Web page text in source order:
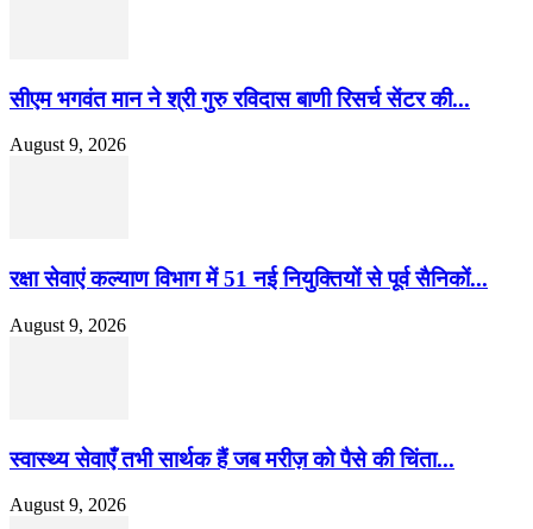
सीएम भगवंत मान ने श्री गुरु रविदास बाणी रिसर्च सेंटर की...
August 9, 2026
रक्षा सेवाएं कल्याण विभाग में 51 नई नियुक्तियों से पूर्व सैनिकों...
August 9, 2026
स्वास्थ्य सेवाएँ तभी सार्थक हैं जब मरीज़ को पैसे की चिंता...
August 9, 2026